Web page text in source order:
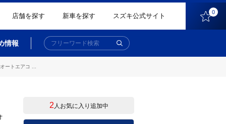
店舗を探す 新車を探す スズキ公式サイト 0
情報
トエアコ ...
2 人お気に入り追加中